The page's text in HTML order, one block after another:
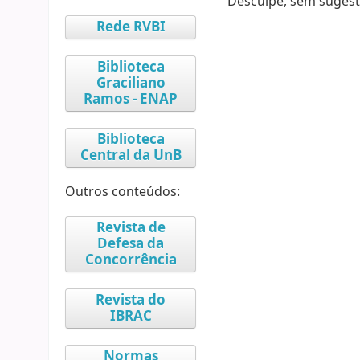
Rede RVBI
Biblioteca
Graciliano
Ramos - ENAP
Biblioteca
Central da UnB
Outros conteúdos:
Revista de
Defesa da
Concorrência
Revista do
IBRAC